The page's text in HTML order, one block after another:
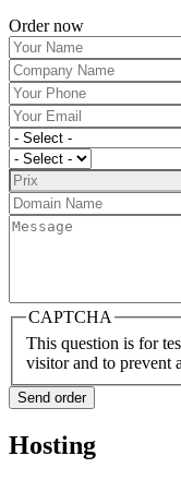
Order now
CAPTCHA
This question is for
visitor and to prevent
Send order
Hosting